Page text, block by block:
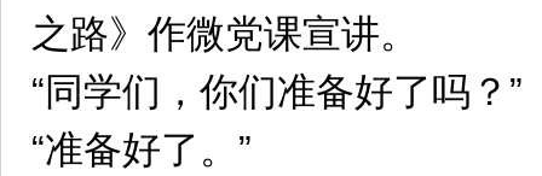
之路》作微党课宣讲。
“同学们，你们准备好了吗？”
“准备好了。”